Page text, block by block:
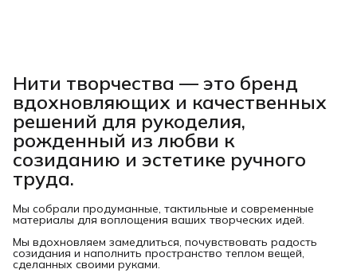
Нити творчества — это бренд
вдохновляющих и качественных
решений для рукоделия,
рожденный из любви к
созиданию и эстетике ручного
труда.
Мы собрали продуманные, тактильные и современные
материалы для воплощения ваших творческих идей.
Мы вдохновляем замедлиться, почувствовать радость
созидания и наполнить пространство теплом вещей,
сделанных своими руками.